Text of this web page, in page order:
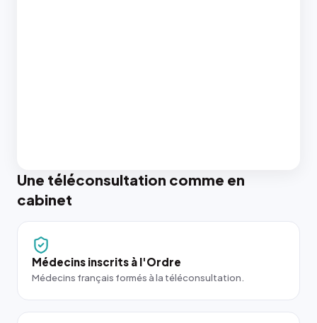
Une téléconsultation comme en
cabinet
Médecins inscrits à l'Ordre
Médecins français formés à la téléconsultation.